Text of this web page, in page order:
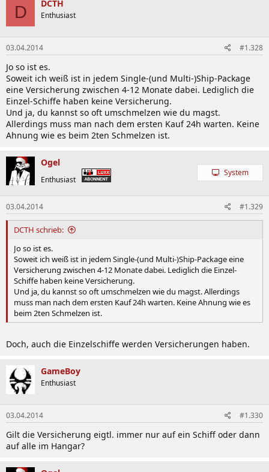
D DCTH
Enthusiast
03.04.2014 #1.328
Jo so ist es.
Soweit ich weiß ist in jedem Single-(und Multi-)Ship-Package
eine Versicherung zwischen 4-12 Monate dabei. Lediglich die
Einzel-Schiffe haben keine Versicherung.
Und ja, du kannst so oft umschmelzen wie du magst.
Allerdings muss man nach dem ersten Kauf 24h warten. Keine
Ahnung wie es beim 2ten Schmelzen ist.
Ogel
Enthusiast
System
03.04.2014 #1.329
DCTH schrieb:
Jo so ist es.
Soweit ich weiß ist in jedem Single-(und Multi-)Ship-Package eine
Versicherung zwischen 4-12 Monate dabei. Lediglich die Einzel-
Schiffe haben keine Versicherung.
Und ja, du kannst so oft umschmelzen wie du magst. Allerdings
muss man nach dem ersten Kauf 24h warten. Keine Ahnung wie es
beim 2ten Schmelzen ist.
Doch, auch die Einzelschiffe werden Versicherungen haben.
GameBoy
Enthusiast
03.04.2014 #1.330
Gilt die Versicherung eigtl. immer nur auf ein Schiff oder dann
auf alle im Hangar?